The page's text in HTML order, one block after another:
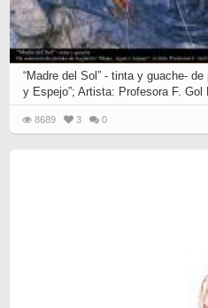
“Madre del Sol” - tinta y guache-
y Espejo”; Artista: Profesora F. Gol
8689 3 0